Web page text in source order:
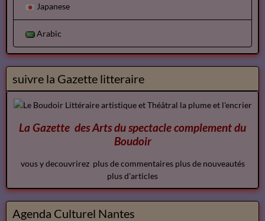
Japanese
Arabic
suivre la Gazette litteraire
La Gazette des Arts du spectaclecomplementdu
Boudoir
vous y decouvrirez plus de commentaires plus de nouveautés
plus d'articles
Agenda Culturel Nantes